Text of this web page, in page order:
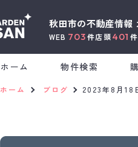
秋田市の不動産情報
WEB 703件店頭401 件
ホーム 物件検索
ホーム ブログ 2023年8月18